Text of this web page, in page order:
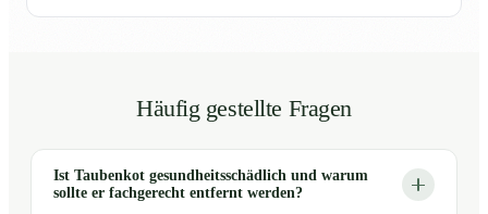
Häufig gestellte Fragen
Ist Taubenkot gesundheitsschädlich und warum
sollte er fachgerecht entfernt werden?